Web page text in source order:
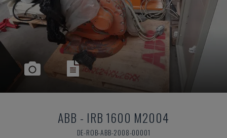
ABB - IRB 1600 M2004
DE-ROB-ABB-2008-00001